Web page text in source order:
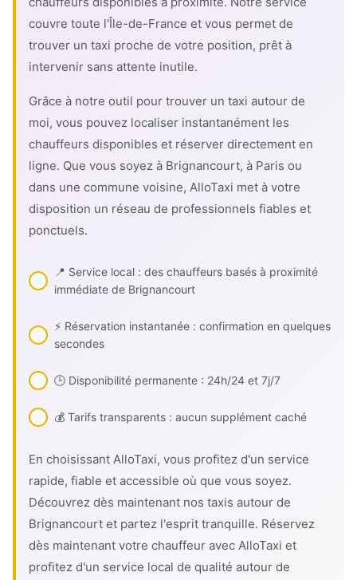
couvre toute l'Île-de-France et vous permet de
trouver un taxi proche de votre position, prêt à
intervenir sans attente inutile.
Grâce à notre outil pour trouver un taxi autour de
moi, vous pouvez localiser instantanément les
chauffeurs disponibles et réserver directement en
ligne. Que vous soyez à Brignancourt, à Paris ou
dans une commune voisine, AlloTaxi met à votre
disposition un réseau de professionnels fiables et
ponctuels.
📍 Service local : des chauffeurs basés à proximité
immédiate de Brignancourt
⚡ Réservation instantanée : confirmation en quelques
secondes
🕒 Disponibilité permanente : 24h/24 et 7j/7
💰 Tarifs transparents : aucun supplément caché
En choisissant AlloTaxi, vous profitez d'un service
rapide, fiable et accessible où que vous soyez.
Découvrez dès maintenant nos taxis autour de
Brignancourt et partez l'esprit tranquille. Réservez
dès maintenant votre chauffeur avec AlloTaxi et
profitez d'un service local de qualité autour de